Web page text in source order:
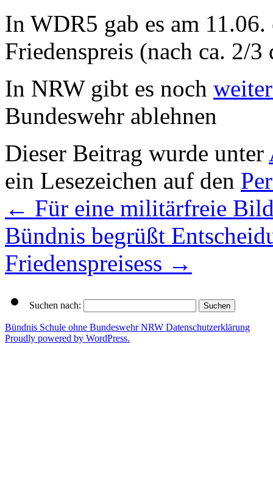
In WDR5 gab es am
Friedenspreis (nach ca. 2/3
In NRW gibt es noch
Bundeswehr ablehnen
Dieser Beitrag wurde unter
ein Lesezeichen auf den
← Für eine militärfreie
Bündnis begrüßt
Friedenspreisess →
Suchen nach:
Bündnis Schule ohne Bundeswehr NRW Datenschutzerklärung
Proudly powered by WordPress.